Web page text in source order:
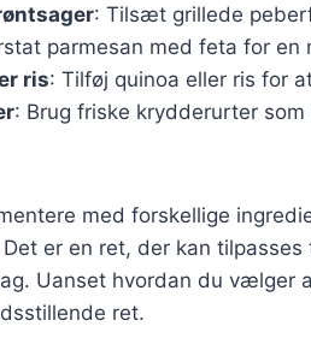
: Tilsæt grillede
parmesan med feta for en
ris: Tilføj quinoa eller ris for
: Brug friske krydderurter
med forskellige
er en ret, der kan
Uanset hvordan du
ret.